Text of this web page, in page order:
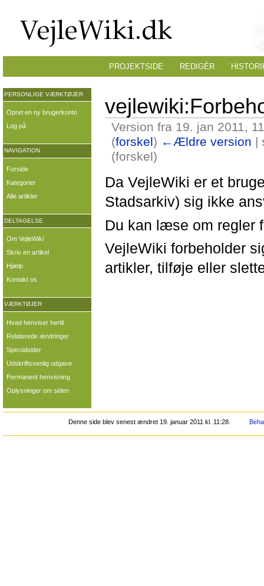
Version fra 19. jan 2011,
(forskel) ←Ældre version |
(forskel)
Da VejleWiki er et
Stadsarkiv) sig ikke
Du kan læse om regler
VejleWiki forbeholder
artikler, tilføje eller
PROJEKTSIDE REDIGÉR
PERSONLIGE VÆRKTØJER
Opret en ny brugerkonto
Log på
NAVIGATION
Forside
Kategorier
Alle artikler
DELTAGELSE
Om VejleWiki
Skriv en artikel
Hjælp
Kontakt os
VÆRKTØJER
Hvad henviser hertil
Relaterede ændringer
Specialsider
Udskriftsvenlig udgave
Permanent henvisning
Oplysninger om siden
Denne side blev senest ændret 19. januar 2011 kl. 11:28.